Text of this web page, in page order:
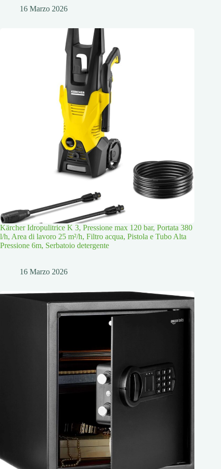
16 Marzo 2026
Kärcher Idropulitrice K 3, Pressione max 120 bar, Portata 380
l/h, Area di lavoro 25 m²/h, Filtro acqua, Pistola e Tubo Alta
Pressione 6m, Serbatoio detergente
16 Marzo 2026